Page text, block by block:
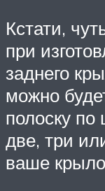
Кстати,
при
заднего
можно
полоску по
две, три
ваше